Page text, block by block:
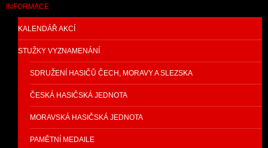
INFORMACE
KALENDÁŘ AKCÍ
STUŽKY VYZNAMENÁNÍ
SDRUŽENÍ HASIČŮ ČECH, MORAVY A SLEZSKA
ČESKÁ HASIČSKÁ JEDNOTA
MORAVSKÁ HASIČSKÁ JEDNOTA
PAMĚTNÍ MEDAILE